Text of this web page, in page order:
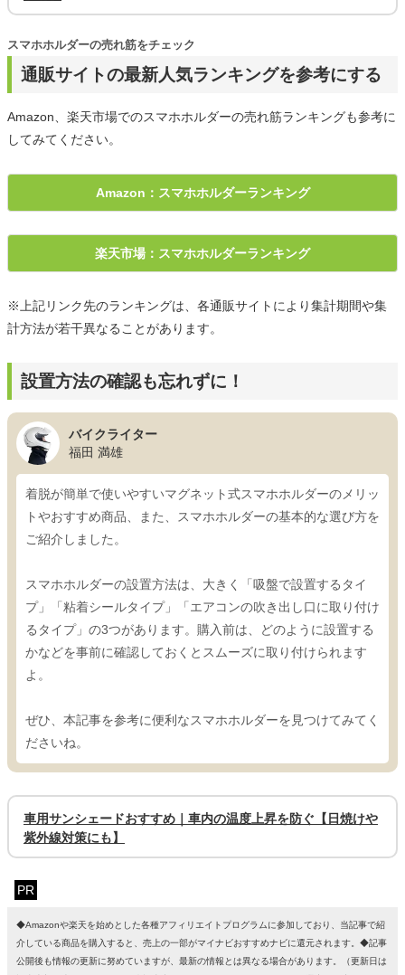
通販サイトの最新人気ランキングを参考にする
スマホホルダーの売れ筋をチェック
Amazon、楽天市場でのスマホホルダーの売れ筋ランキングも参考に
してみてください。
Amazon：スマホホルダーランキング
楽天市場：スマホホルダーランキング
※上記リンク先のランキングは、各通販サイトにより集計期間や集
計方法が若干異なることがあります。
設置方法の確認も忘れずに！
バイクライター
福田 満雄
着脱が簡単で使いやすいマグネット式スマホホルダーのメリッ
トやおすすめ商品、また、スマホホルダーの基本的な選び方を
ご紹介しました。
スマホホルダーの設置方法は、大きく「吸盤で設置するタイ
プ」「粘着シールタイプ」「エアコンの吹き出し口に取り付け
るタイプ」の3つがあります。購入前は、どのように設置する
かなどを事前に確認しておくとスムーズに取り付けられます
よ。
ぜひ、本記事を参考に便利なスマホホルダーを見つけてみてく
ださいね。
車用サンシェードおすすめ｜車内の温度上昇を防ぐ【日焼けや
紫外線対策にも】
PR
◆Amazonや楽天を始めとした各種アフィリエイトプログラムに参加しており、当記事で紹
介している商品を購入すると、売上の一部がマイナビおすすめナビに還元されます。◆記事
公開後も情報の更新に努めていますが、最新の情報とは異なる場合があります。（更新日は